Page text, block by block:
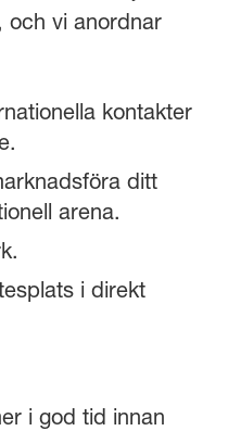
och vi anordnar
kontakter
ditt
arena.
i direkt
i god tid innan